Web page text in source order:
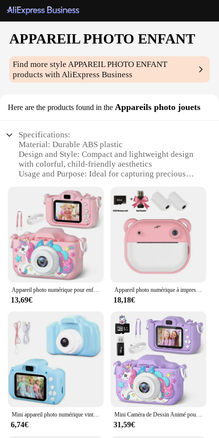
APPAREIL PHOTO ENFANT
Find more styleAPPAREIL PHOTO ENFANT
products with AliExpress Business
Here are the products found in the Appareils photo jouets
Specifications:
Material: Durable ABS plastic
Design and Style: Compact and lightweight design
with colorful, child-friendly aesthetics
Usage and Purpose: Ideal for capturing precious
children
Performance and Property: High-resolution imaging
with simple, user-friendly controls
Parts and Accessories: Comes with a sturdy tripod
and USB cable for easy connectivity
Applicable People: Suitable for children aged 3-12
years
Features:
|Wholesale|Vendors|
**Capture Every Moment**
camera designed specifically for young
photographers. Its compact size and lightweight
build make it easy for children to handle and carry,
ensuring that they can capture every moment with
ease. The camera's design is not only visually
appealing but also durable, thanks to its high-
quality ABS plastic construction. The vibrant colors
and playful design are sure to captivate children's
imaginations, turning photography into a fun and
**Easy-to-Use Technology**
Appareil photo numérique pour enfants avec étuis en silicone, caméra HD 1080P, caméra vidéo pour tout-petits, jouets pour enfants, cadeaux de Noël et d'anniversaire, 2.0 pouces
13,69€
Appareil photo numérique à impression instantanée pour enfants, impression thermique pour enfants, impression photo instantanée, jouets vidéo, carte mémoire 32G
18,18€
Mini appareil photo numérique vintage X2 pour enfants, caméra vidéo de projection pour enfants, photographie d'extérieur, jouets cadeaux, 32 Go
6,74€
Mini Caméra de Dessin Animé pour Enfant, Jouets pour Bol et Garçons, Cadeaux d'Anniversaire, 1080P HD, Écran de 2 Pouces, avec Carte SD de 32 Go, Caméra d'Enregistrement de Vie
31,59€